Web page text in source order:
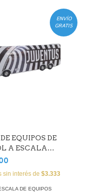
ENVÍO
GRATIS
EQUIPOS DE
A ESCALA
DE TURÍN
sin interés de $3.333
DE EQUIPOS